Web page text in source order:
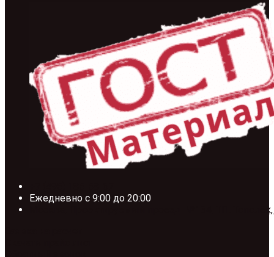
Ежедневно с 9:00 до 20:00
Москва, Проектируемый проезд №134, ТП.